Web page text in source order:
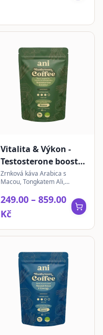
Vitalita & Výkon -
Testosterone booster
– Mushroom Coffee |
zrnková 200g
Zrnková káva Arabica s
Macou, Tongkatem Ali,
pro vitalitu a výkon. Intenzivní
chuť tmavě pražené kávy.
249.00 – 859.00
Kč